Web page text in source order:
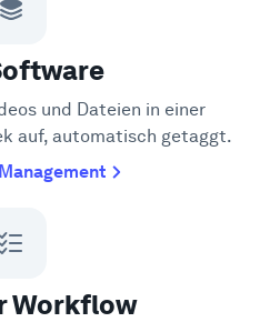
und Dateien in einer
auf, automatisch getaggt.
Workflow